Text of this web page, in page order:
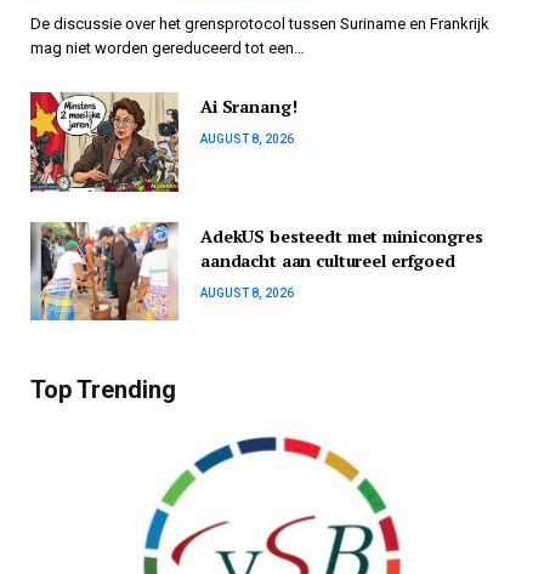
De discussie over het grensprotocol tussen Suriname en Frankrijk
mag niet worden gereduceerd tot een…
Ai Sranang!
AUGUST 8, 2026
AdekUS besteedt met minicongres
aandacht aan cultureel erfgoed
AUGUST 8, 2026
Top Trending